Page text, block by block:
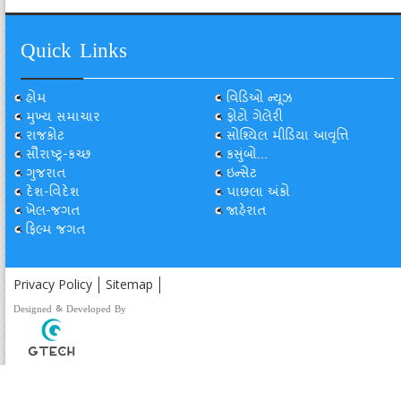
Quick Links
હોમ
મુખ્ય સમાચાર
રાજકોટ
સૌરાષ્ટ્ર-કચ્છ
ગુજરાત
દેશ-વિદેશ
ખેલ-જગત
ફિલ્મ જગત
વિડિઓ ન્યૂઝ
ફોટો ગેલેરી
સોશ્યિલ મીડિયા આવૃત્તિ
કસુંબો...
ઇન્સેટ
પાછલા અંકો
જાહેરાત
Privacy Policy Sitemap
Designed & Developed By